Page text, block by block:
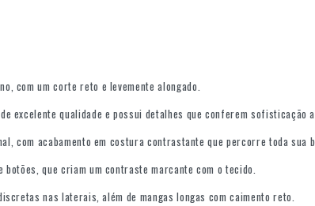
com um corte reto e levemente alongado.
excelente qualidade e possui detalhes que conferem sofisticação
com acabamento em costura contrastante que percorre toda sua
que criam um contraste marcante com o tecido.
nas laterais, além de mangas longas com caimento reto.